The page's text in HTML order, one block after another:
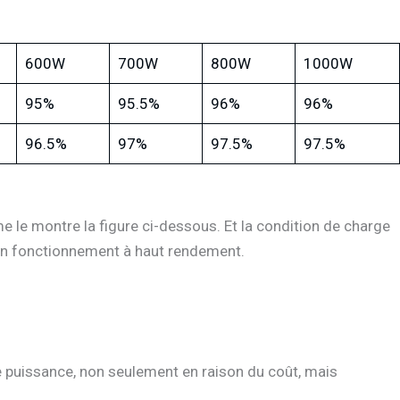
600W 700W 800W 1000W
95% 95.5% 96% 96%
96.5% 97% 97.5% 97.5%
le montre la figure ci-dessous. Et la condition de charge
fonctionnement à haut rendement.
non seulement en raison du coût, mais